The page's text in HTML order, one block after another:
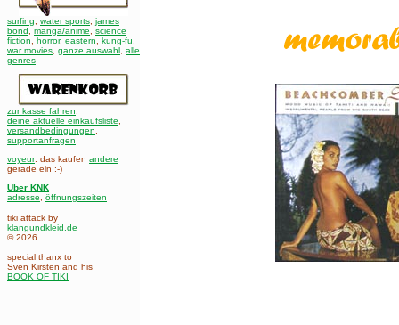
surfing water sports james
bond
manga/anime
science
fiction
horror, eastern kung-fu
war movies ganze auswahl alle
genres
zur kasse fahren
deine aktuelle einkaufsliste
versandbedingungen
supportanfragen
voyeur: das kaufen andere
gerade ein :-)
Über KNK
adresse
öffnungszeiten
tiki attack by
klangundkleid.de
© 2026
special thanx to
Sven Kirsten and his
BOOK OF TIKI